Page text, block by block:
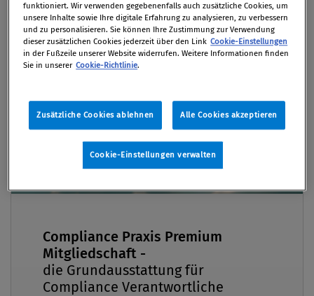
beantworten in diesem Webinar spannende
Rechtsfragen rund um praktische Lösungen zum
Thema Cyberangriffe - jetzt nachschauen!
(Nicht-)Zahlung der Lösegeldforderung
Premium
Compliance Praxis Premium
Mitgliedschaft -
die Grundausstattung für
Compliance Verantwortliche
funktioniert. Wir verwenden gegebenenfalls auch zusätzliche Cookies, um
unsere Inhalte sowie Ihre digitale Erfahrung zu analysieren, zu verbessern
und zu personalisieren. Sie können Ihre Zustimmung zur Verwendung
dieser zusätzlichen Cookies jederzeit über den Link Cookie-Einstellungen
in der Fußzeile unserer Website widerrufen. Weitere Informationen finden
Sie in unserer Cookie-Richtlinie.
Zusätzliche Cookies ablehnen Alle Cookies akzeptieren
Cookie-Einstellungen verwalten